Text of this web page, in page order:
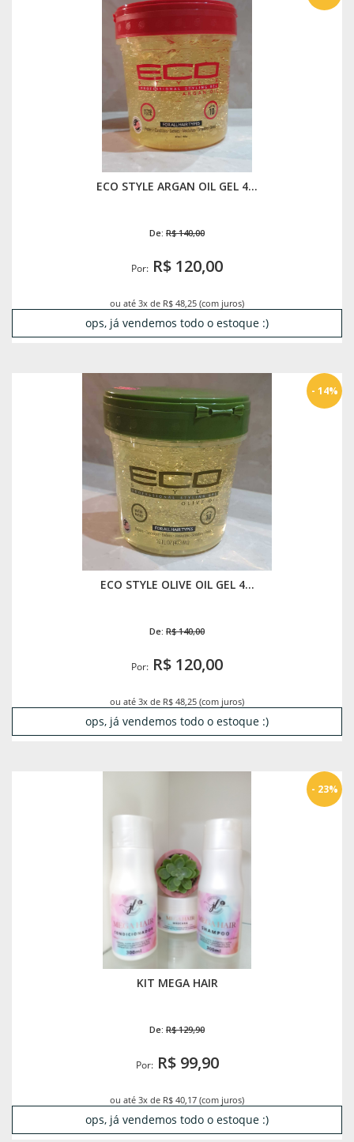
ECO STYLE ARGAN OIL GEL 4...
De: R$ 140,00
Por: R$ 120,00
ou até 3x de R$ 48,25 (com juros)
ops, já vendemos todo o estoque :)
ECO STYLE OLIVE OIL GEL 4...
De: R$ 140,00
Por: R$ 120,00
- 14%
ou até 3x de R$ 48,25 (com juros)
ops, já vendemos todo o estoque :)
KIT MEGA HAIR
De: R$ 129,90
Por:R$ 99,90
- 23%
ou até 3x de R$ 40,17 (com juros)
ops, já vendemos todo o estoque :)